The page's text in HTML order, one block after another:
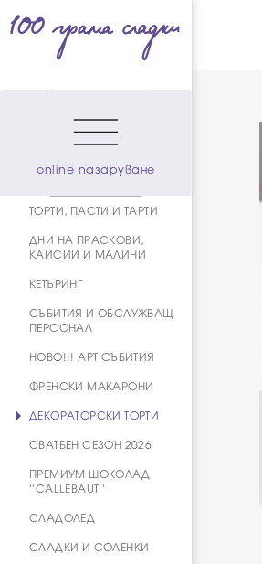
online пазаруване
ТОРТИ, ПАСТИ И ТАРТИ
ДНИ НА ПРАСКОВИ,
КАЙСИИ И МАЛИНИ
КЕТЪРИНГ
СЪБИТИЯ И ОБСЛУЖВАЩ
ПЕРСОНАЛ
НОВО!!! АРТ СЪБИТИЯ
ФРЕНСКИ МАКАРОНИ
ДЕКОРАТОРСКИ ТОРТИ
СВАТБЕН СЕЗОН 2026
ПРЕМИУМ ШОКОЛАД
''CALLEBAUT''
СЛАДОЛЕД
СЛАДКИ И СОЛЕНКИ